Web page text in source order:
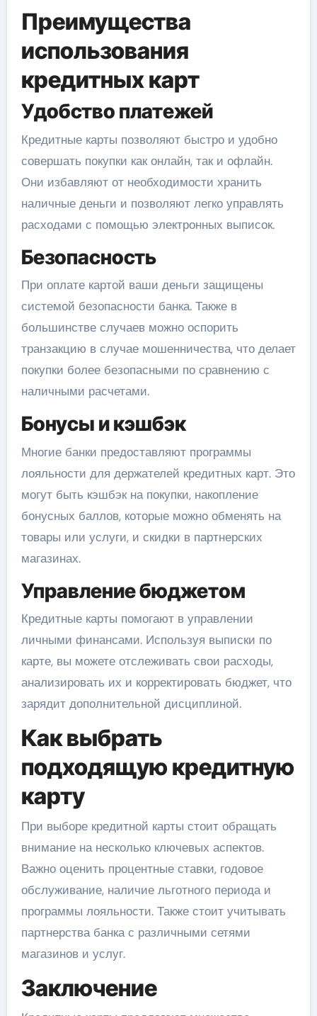
Преимущества
использования
кредитных карт
Удобство платежей
Кредитные карты позволяют быстро и удобно
совершать покупки как онлайн, так и офлайн.
Они избавляют от необходимости хранить
наличные деньги и позволяют легко управлять
расходами с помощью электронных выписок.
Безопасность
При оплате картой ваши деньги защищены
системой безопасности банка. Также в
большинстве случаев можно оспорить
транзакцию в случае мошенничества, что делает
покупки более безопасными по сравнению с
наличными расчетами.
Бонусы и кэшбэк
Многие банки предоставляют программы
лояльности для держателей кредитных карт. Это
могут быть кэшбэк на покупки, накопление
бонусных баллов, которые можно обменять на
товары или услуги, и скидки в партнерских
магазинах.
Управление бюджетом
Кредитные карты помогают в управлении
личными финансами. Используя выписки по
карте, вы можете отслеживать свои расходы,
анализировать их и корректировать бюджет, что
зарядит дополнительной дисциплиной.
Как выбрать
подходящую кредитную
карту
При выборе кредитной карты стоит обращать
внимание на несколько ключевых аспектов.
Важно оценить процентные ставки, годовое
обслуживание, наличие льготного периода и
программы лояльности. Также стоит учитывать
партнерства банка с различными сетями
магазинов и услуг.
Заключение